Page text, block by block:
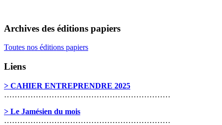
Archives des éditions papiers
Toutes nos éditions papiers
Liens
> CAHIER ENTREPRENDRE 2025
………………………………………………………
> Le Jamésien du mois
………………………………………………………